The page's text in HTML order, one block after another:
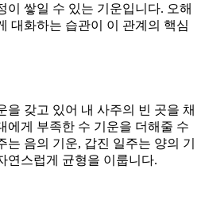
이 쌓일 수 있는 기운입니다. 오해
대화하는 습관이 이 관계의 핵심
을 갖고 있어 내 사주의 빈 곳을 채
에게 부족한 수 기운을 더해줄 수
음의 기운, 갑진 일주는 양의 기
연스럽게 균형을 이룹니다.